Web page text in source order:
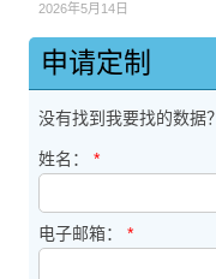
2026年5月14日
申请定制
没有找到我要找的数据？
姓名： *
电子邮箱： *